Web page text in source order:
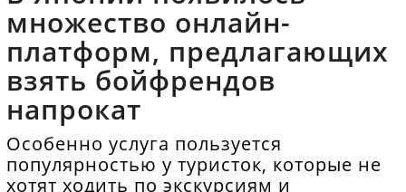
множество онлайн-
платформ, предлагающих
взять бойфрендов
напрокат
Особенно услуга пользуется
популярностью у туристок, которые не
хотят ходить по экскурсиям и